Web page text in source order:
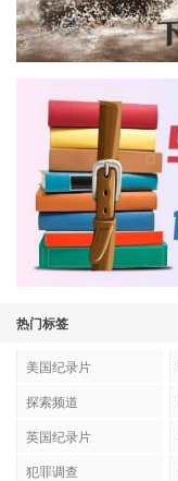
热门标签
美国纪录片
探索频道
英国纪录片
犯罪调查